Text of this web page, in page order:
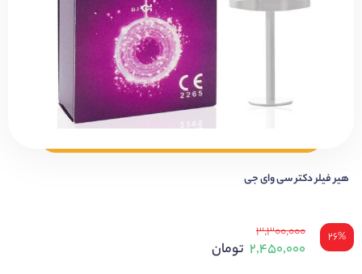
هیر فیلر دکتر سی وای جی
۲۶% ۳,۳۰۰,۰۰۰
۲,۴۵۰,۰۰۰ تومان